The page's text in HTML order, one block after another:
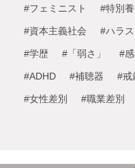
#フェミニスト #特別
#資本主義社会 #ハラ
#学歴 #「弱さ」 #
#ADHD #補聴器 #戒
#女性差別 #職業差別